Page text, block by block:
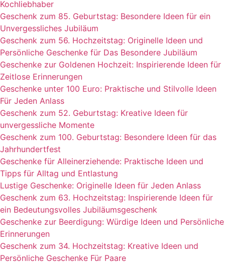
Kochliebhaber
Geschenk zum 85. Geburtstag: Besondere Ideen für ein
Unvergessliches Jubiläum
Geschenk zum 56. Hochzeitstag: Originelle Ideen und
Persönliche Geschenke für Das Besondere Jubiläum
Geschenke zur Goldenen Hochzeit: Inspirierende Ideen für
Zeitlose Erinnerungen
Geschenke unter 100 Euro: Praktische und Stilvolle Ideen
Für Jeden Anlass
Geschenk zum 52. Geburtstag: Kreative Ideen für
unvergessliche Momente
Geschenk zum 100. Geburtstag: Besondere Ideen für das
Jahrhundertfest
Geschenke für Alleinerziehende: Praktische Ideen und
Tipps für Alltag und Entlastung
Lustige Geschenke: Originelle Ideen für Jeden Anlass
Geschenk zum 63. Hochzeitstag: Inspirierende Ideen für
ein Bedeutungsvolles Jubiläumsgeschenk
Geschenke zur Beerdigung: Würdige Ideen und Persönliche
Erinnerungen
Geschenk zum 34. Hochzeitstag: Kreative Ideen und
Persönliche Geschenke Für Paare